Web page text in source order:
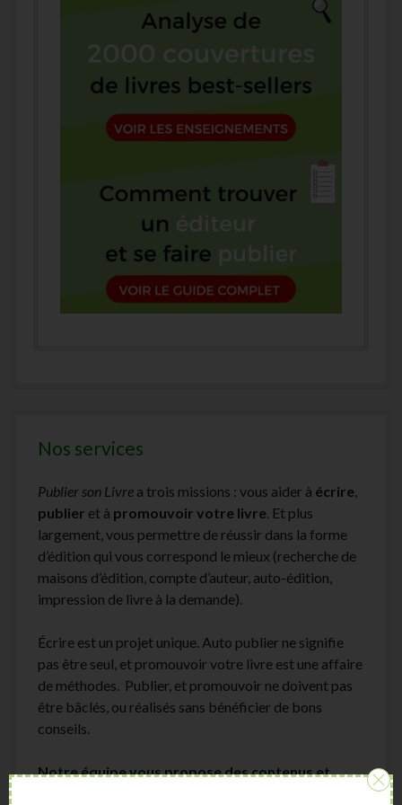
Nos services
Publier son Livre a trois missions : vous aider à écrire,
publier et à promouvoir votre livre. Et plus
largement, vous permettre de réussir dans la forme
d’édition qui vous correspond le mieux (recherche de
maisons d’édition, compte d’auteur, auto-édition,
impression de livre à la demande).
Écrire est un projet unique. Auto publier ne signifie
pas être seul, et promouvoir votre livre est une affaire
de méthodes. Publier, et promouvoir ne doivent pas
être bâclés, ou réalisés sans bénéficier de bons
conseils.
Notre équipe vous propose des contenus et